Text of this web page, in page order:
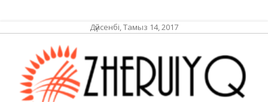
Дүйсенбі, Тамыз 14, 2017